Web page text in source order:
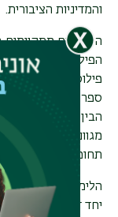
והמדיניות הציבורית.
הלימודים
הפילוסופיה
פילוסופיה כללית,
ספרות משווה,
הבין-תחומי מאפשר
מגוונות, ומספק
תחומים
הלימודים מתקיימים
יחד דתיים,